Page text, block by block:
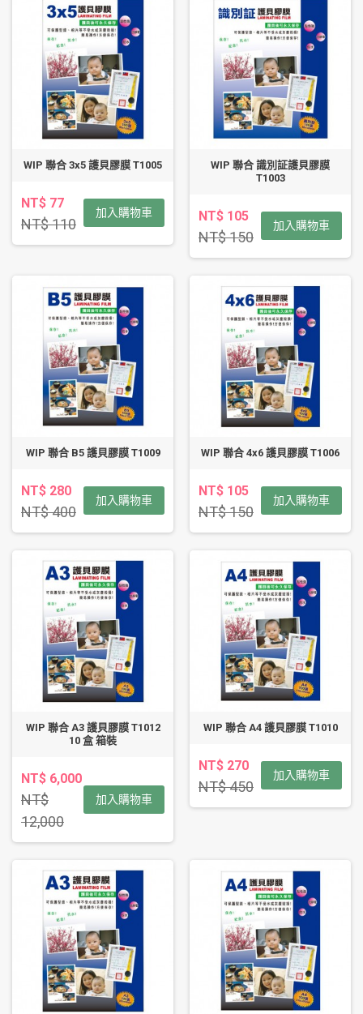
WIP 聯合 3x5 護貝膠膜 T1005
NT$ 77
NT$ 110
加入購物車
WIP 聯合 識別証護貝膠膜
T1003
NT$ 105
NT$ 150
加入購物車
WIP 聯合 B5 護貝膠膜 T1009
NT$ 280
NT$ 400
加入購物車
WIP 聯合 4x6 護貝膠膜 T1006
NT$ 105
NT$ 150
加入購物車
WIP 聯合 A3 護貝膠膜 T1012
10 盒 箱裝
NT$ 6,000
NT$
12,000
加入購物車
WIP 聯合 A4 護貝膠膜 T1010
NT$ 270
NT$ 450
加入購物車